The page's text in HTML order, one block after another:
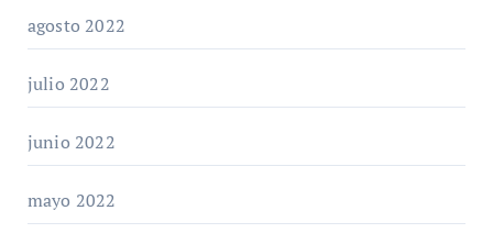
agosto 2022
julio 2022
junio 2022
mayo 2022